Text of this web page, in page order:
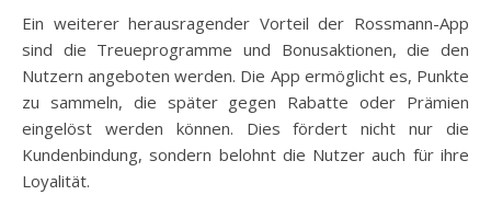
Ein weiterer herausragender Vorteil der Rossmann-App
sind die Treueprogramme und Bonusaktionen, die den
Nutzern angeboten werden. Die App ermöglicht es, Punkte
zu sammeln, die später gegen Rabatte oder Prämien
eingelöst werden können. Dies fördert nicht nur die
Kundenbindung, sondern belohnt die Nutzer auch für ihre
Loyalität.